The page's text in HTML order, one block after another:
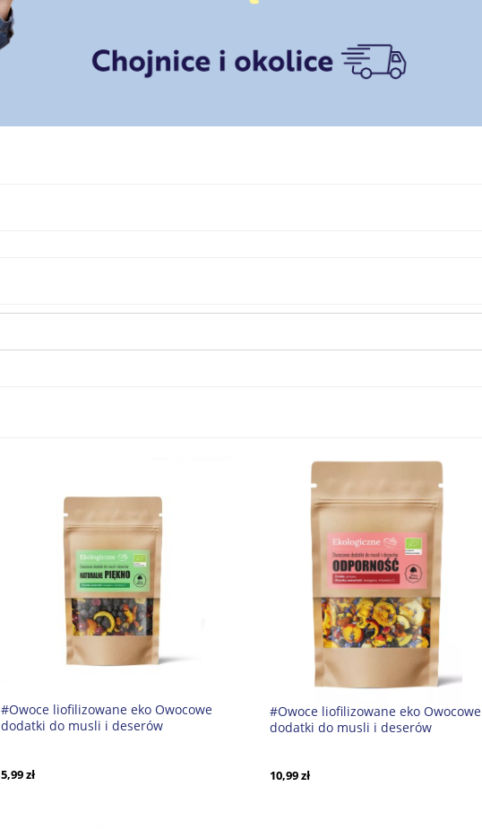
#Owoce liofilizowane eko Owocowe
dodatki do musli i deserów
5,99 zł
#Owoce liofilizowane eko Owocowe
dodatki do musli i deserów
10,99 zł